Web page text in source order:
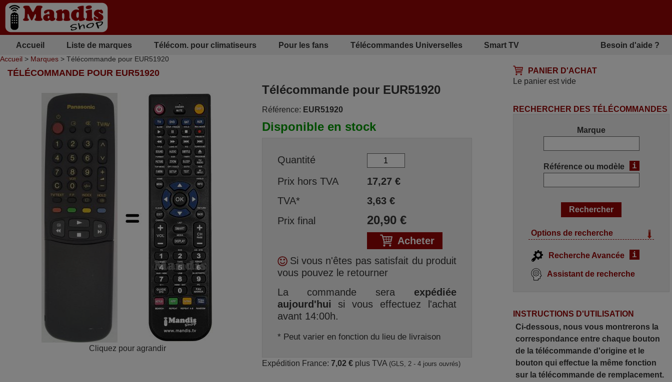
Accueil Liste de marques Télécom. pour climatiseurs Pour les fans Télécommandes Universelles Smart TV Besoin d'aide ?
Accueil > Marques > Télécommande pour EUR51920
PANIER D'ACHAT
Le panier est vide
TÉLÉCOMMANDE POUR EUR51920
Cliquez pour agrandir
Télécommande pour EUR51920
Référence: EUR51920
Disponible en stock
Quantité
Prix hors TVA
17,27€
TVA*
3,63€
Prix final
20,90€
Acheter
Si vous n'êtes pas satisfait du produit
vous pouvez le retourner
La commande sera expédiée
aujourd'hui si vous effectuez l'achat
avant 14:00h.
* Peut varier en fonction du lieu de livraison
Expédition France: 7,02 €plus TVA (GLS, 2 - 4 jours ouvrés)
RECHERCHER DES TÉLÉCOMMANDES
Marque
Référence ou modèle i
Options de recherche
Recherche Avancée i
Assistant de recherche
INSTRUCTIONS D'UTILISATION
Ci-dessous, nous vous montrerons la
correspondance entre chaque bouton
de la télécommande d'origine et le
bouton qui effectue la même fonction
sur la télécommande de remplacement.